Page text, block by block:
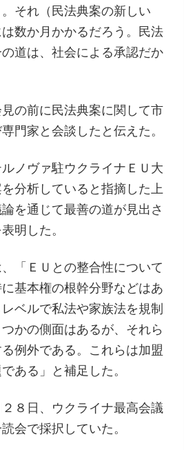
それ（民法典案の新しい
数か月かかるだろう。民法
道は、社会による承認だか
の前に民法典案に関して市
門家と会談したと伝えた。
ノヴァ駐ウクライナＥＵ大
分析していると指摘した上
を通じて最善の道が見出さ
明した。
「ＥＵとの整合性について
基本権の根幹分野などはあ
ベルで私法や家族法を規制
かの側面はあるが、それら
例外である。これらは加盟
ある」と補足した。
８日、ウクライナ最高会議
会で採択していた。